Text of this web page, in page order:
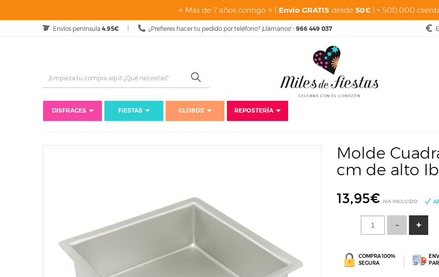
⭐ Más de 7 años contigo ⭐ | Envío GRATIS desde 50€ | + 500.000
Envíos península 4.95€ ¿Prefieres hacer tu pedido por teléfono? ¡Llámanos! - 966 449 037
DISFRACES FIESTAS GLOBOS
REPOSTERÍA
Inicio
Repostería Moldes para Tartas Moldes Cuadrados y Rectangulares
Molde
cm de alto
13,95€ IVA INCLUIDO
COMPRA 100%
SEGURA